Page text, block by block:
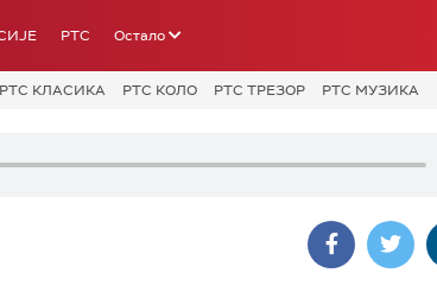
РТС Остало
РТС КЛАСИКА РТС КОЛО РТС ТРЕЗОР РТС МУЗИКА